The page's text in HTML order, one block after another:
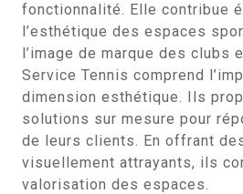
fonctionnalité. Elle contribue
l’esthétique des espaces
l’image de marque des clubs
Service Tennis comprend
dimension esthétique. Ils
solutions sur mesure pour
de leurs clients. En offrant
visuellement attrayants, ils
valorisation des espaces.